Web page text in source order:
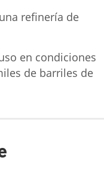
refinería de
en condiciones
de barriles de